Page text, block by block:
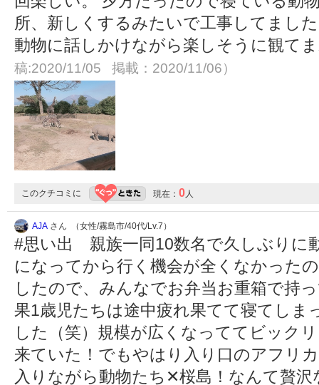
所、新しくするみたいで工事してまし
動物に話しかけながら楽しそうに観て
稿:2020/11/05 掲載：2020/11/06）
このクチコミに 現在： 0人
AJA さん （女性/霧島市/40代/Lv.7）
#思い出 親族一同10数名で久しぶりに
になってから行く機会が全くなかった
したので、みんなでお弁当お重箱で持
果1歳児たちは途中疲れ果てて寝てしま
した（笑）規模が広くなっててビック
来ていた！でもやはり入り口のアフリ
入りながら動物たち✕桜島！なんて贅